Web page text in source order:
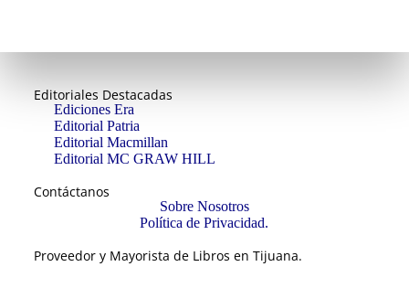
Editoriales Destacadas
Ediciones Era
Editorial Patria
Editorial Macmillan
Editorial MC GRAW HILL
Contáctanos
Sobre Nosotros
Política de Privacidad.
Proveedor y Mayorista de Libros en Tijuana.